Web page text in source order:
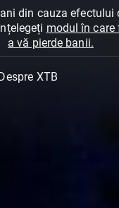
din cauza efectului
modul în
a vă pierde banii.
XTB